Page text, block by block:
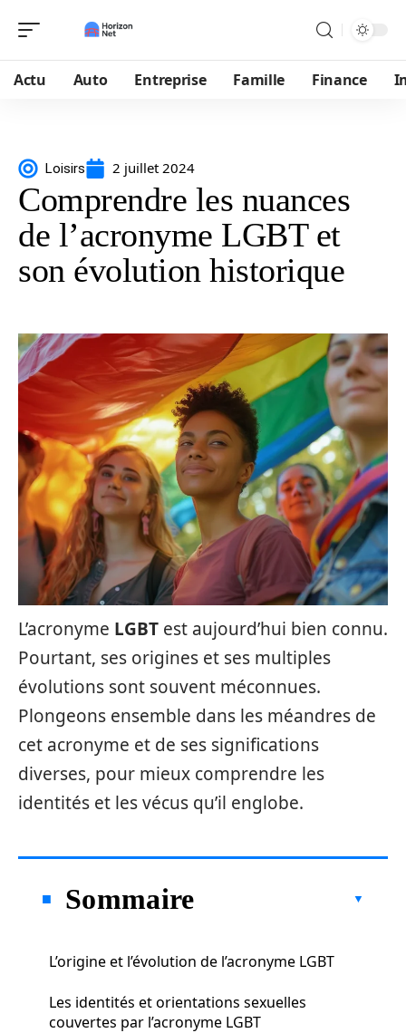
Actu Auto Entreprise Famille Finance
Loisirs 2 juillet 2024
Comprendre les nuances
de l’acronyme LGBT et
son évolution historique
L’acronyme LGBT est aujourd’hui bien connu.
Pourtant, ses origines et ses multiples
évolutions sont souvent méconnues.
Plongeons ensemble dans les méandres de
cet acronyme et de ses significations
diverses, pour mieux comprendre les
identités et les vécus qu’il englobe.
Sommaire
L’origine et l’évolution de l’acronyme LGBT
Les identités et orientations sexuelles
couvertes par l’acronyme LGBT